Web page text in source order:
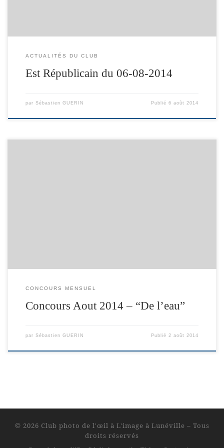
ACTUALITÉS DU CLUB
Est Républicain du 06-08-2014
par Sébastien GUERIN Publié6 août 2014
CONCOURS MENSUEL
Concours Aout 2014 – “De l’eau”
par Sébastien GUERIN Publié2 août 2014
© 2026 Club photo de l'œil à L'image à Lunéville – Tous
droits réservés